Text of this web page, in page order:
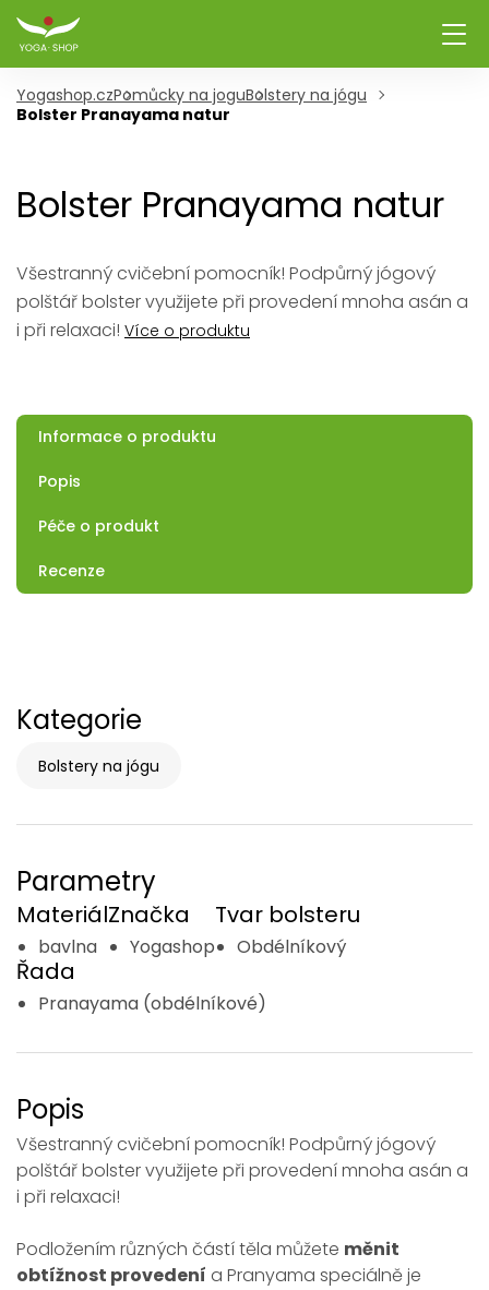
Yogashop.czPomůcky na joguBolstery na jógu
Bolster Pranayama natur
Bolster Pranayama natur
Všestranný cvičební pomocník! Podpůrný jógový
polštář bolster využijete při provedení mnoha asán a
i při relaxaci! Více o produktu
Informace o produktu
Popis
Péče o produkt
Recenze
Kategorie
Bolstery na jógu
Parametry
Materiál
bavlna
Značka
Yogashop
Tvar bolsteru
Obdélníkový
Řada
Pranayama (obdélníkové)
Popis
Všestranný cvičební pomocník! Podpůrný jógový
polštář bolster využijete při provedení mnoha asán a
i při relaxaci!
Podložením různých částí těla můžete měnit
obtížnost provedení a Pranyama speciálně je